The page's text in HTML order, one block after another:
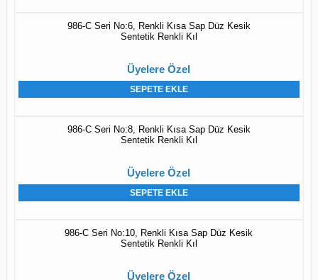
986-C Seri No:6, Renkli Kısa Sap Düz Kesik
Sentetik Renkli Kıl
Üyelere Özel
SEPETE EKLE
986-C Seri No:8, Renkli Kısa Sap Düz Kesik
Sentetik Renkli Kıl
Üyelere Özel
SEPETE EKLE
986-C Seri No:10, Renkli Kısa Sap Düz Kesik
Sentetik Renkli Kıl
Üyelere Özel